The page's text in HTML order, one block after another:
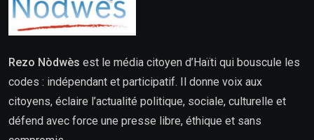
Rezo Nòdwès est le média citoyen d’Haïti qui bouscule les
codes : indépendant et participatif. Il donne voix aux
citoyens, éclaire l’actualité politique, sociale, culturelle et
défend avec force une presse libre, éthique et sans